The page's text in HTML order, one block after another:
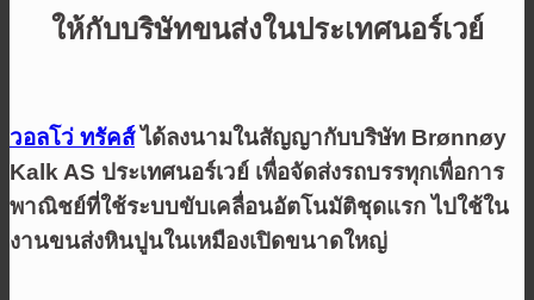
ให้กับบริษัทขนส่งในประเทศนอร์เวย์
วอลโว่ ทรัคส์ได้ลงนามในสัญญากับบริษัท Brønnøy
Kalk AS ประเทศนอร์เวย์ เพื่อจัดส่งรถบรรทุกเพื่อการ
พาณิชย์ที่ใช้ระบบขับเคลื่อนอัตโนมัติชุดแรก ไปใช้ใน
งานขนส่งหินปูนในเหมืองเปิดขนาดใหญ่